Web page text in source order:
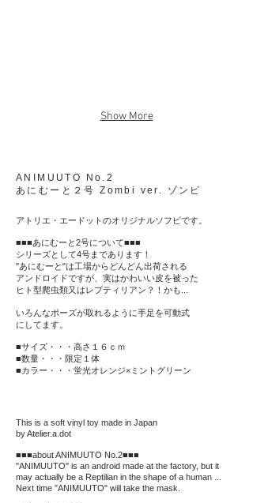
Show More
ANIMUUTO No.2
あにむーと２号 Zombi ver. ゾンビ
アトリエ・エードットのオリジナルソフビです。
■■■あにむーと2号について■■■
シリーズとして4号まであります！
"あにむーと"は工場からどんどん出荷される
アンドロイドですが、実はかわいい皮を被った
ヒト型爬虫類又はレプティリアン？！かも...
いろんなポーズが取れるように手足を可動式
にしてます。
■サイズ・・・高さ１６ｃｍ
■数量・・・限定１体
■カラー・・・蛍光オレンジ×ミントグリーン
This is a soft vinyl toy made in Japan
by Atelier.a.dot
■■■about ANIMUUTO No.2■■■
"ANIMUUTO" is an android made at the factory, but it
may actually be a Reptilian in the shape of a human ...
Next time "ANIMUUTO" will take the mask.